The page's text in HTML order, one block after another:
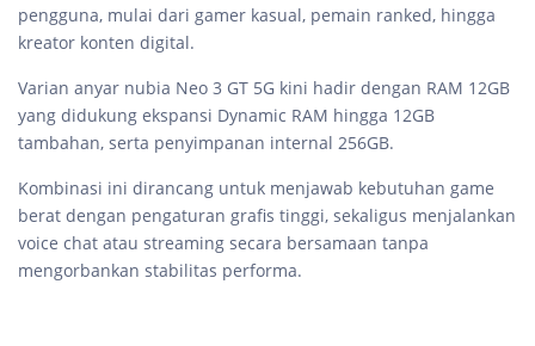
pengguna, mulai dari gamer kasual, pemain ranked, hingga
kreator konten digital.
Varian anyar nubia Neo 3 GT 5G kini hadir dengan RAM 12GB
yang didukung ekspansi Dynamic RAM hingga 12GB
tambahan, serta penyimpanan internal 256GB.
Kombinasi ini dirancang untuk menjawab kebutuhan game
berat dengan pengaturan grafis tinggi, sekaligus menjalankan
voice chat atau streaming secara bersamaan tanpa
mengorbankan stabilitas performa.